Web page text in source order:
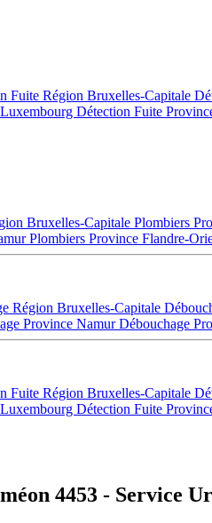
Fuite Région Bruxelles-Capitale
Détection Fuite
Bruxelles-Capitale Plombiers
Plombiers Province Flandre-
Région Bruxelles-Capitale
Province NamurDébouchage
Fuite Région Bruxelles-Capitale
Détection Fuite
4453 - Service